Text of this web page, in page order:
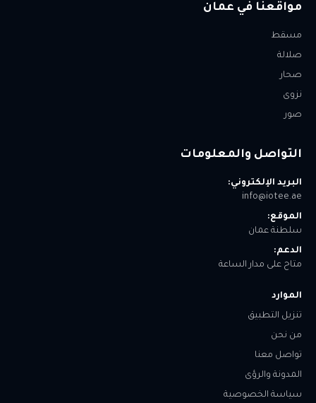
مواقعنا في عمان
مسقط
صلالة
صحار
نزوى
صور
التواصل والمعلومات
البريد الإلكتروني:
info@iotee.ae
الموقع:
سلطنة عمان
الدعم:
متاح على مدار الساعة
الموارد
تنزيل التطبيق
من نحن
تواصل معنا
المدونة والرؤى
سياسة الخصوصية